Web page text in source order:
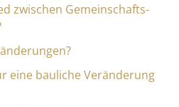
zwischen Gemeinschafts-
eine bauliche Veränderung